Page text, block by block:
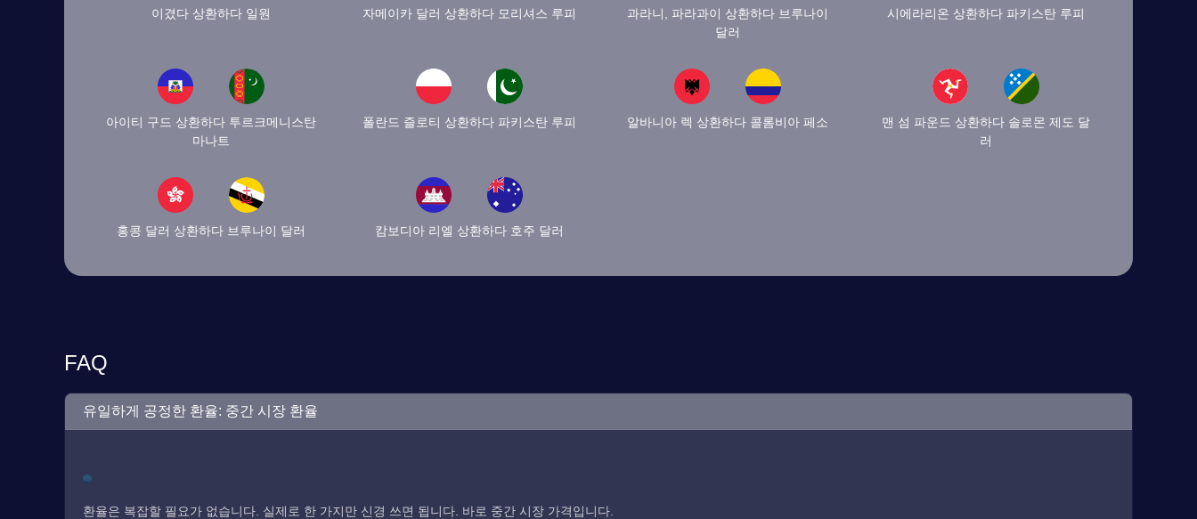
이겼다 상환하다 일원 자메이카 달러 상환하다 모리셔스 루피
과라니, 파라과이 상환하다 브루나이
달러
시에라리온 상환하다 파키스탄 루피
아이티 구드 상환하다 투르크메니스탄
마나트
폴란드 즐로티 상환하다 파키스탄 루피 알바니아 렉 상환하다 콜롬비아 페소
맨 섬 파운드 상환하다 솔로몬 제도 달
러
홍콩 달러 상환하다 브루나이 달러 캄보디아 리엘 상환하다 호주 달러
FAQ
유일하게 공정한 환율: 중간 시장 환율
환율은 복잡할 필요가 없습니다. 실제로 한 가지만 신경 쓰면 됩니다. 바로 중간 시장 가격입니다.